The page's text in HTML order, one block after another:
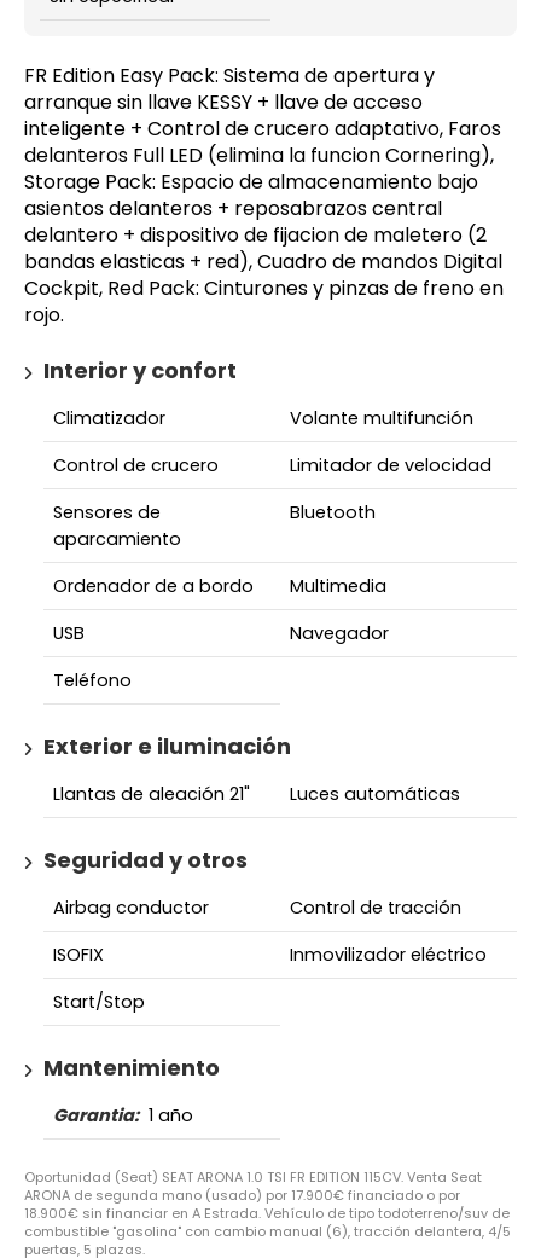
FR Edition Easy Pack: Sistema de apertura y
arranque sin llave KESSY + llave de acceso
inteligente + Control de crucero adaptativo, Faros
delanteros Full LED (elimina la funcion Cornering),
Storage Pack: Espacio de almacenamiento bajo
asientos delanteros + reposabrazos central
delantero + dispositivo de fijacion de maletero (2
bandas elasticas + red), Cuadro de mandos Digital
Cockpit, Red Pack: Cinturones y pinzas de freno en
rojo.
Interior y confort
Climatizador
Volante multifunción
Control de crucero
Limitador de velocidad
Sensores de
aparcamiento
Bluetooth
Ordenador de a bordo
Multimedia
USB
Navegador
Teléfono
Exterior e iluminación
Llantas de aleación 21" Luces automáticas
Seguridad y otros
Airbag conductor
Control de tracción
ISOFIX
Inmovilizador eléctrico
Start/Stop
Mantenimiento
Garantia: 1 año
Oportunidad (Seat) SEAT ARONA 1.0 TSI FR EDITION 115CV. Venta Seat
ARONA de segunda mano (usado) por 17.900€ financiado o por
18.900€ sin financiar en A Estrada. Vehículo de tipo todoterreno/suv de
combustible "gasolina" con cambio manual (6), tracción delantera, 4/5
puertas, 5 plazas.